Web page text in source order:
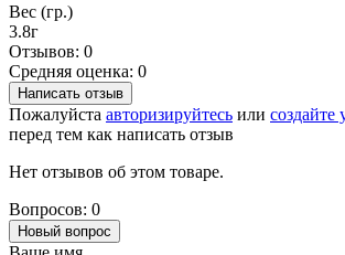
Вес (гр.)
3.8г
Отзывов: 0
Средняя оценка: 0
Написать отзыв
Пожалуйста авторизируйтесь или создайте
перед тем как написать отзыв
Нет отзывов об этом товаре.
Вопросов: 0
Новый вопрос